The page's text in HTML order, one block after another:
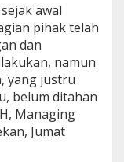
awal
pihak telah
dan
namun
yang justru
belum ditahan
Managing
Jumat